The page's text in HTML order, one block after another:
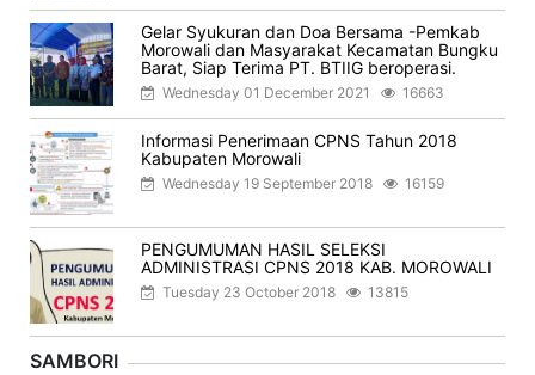
Gelar Syukuran dan Doa Bersama -Pemkab
Morowali dan Masyarakat Kecamatan Bungku
Barat, Siap Terima PT. BTIIG beroperasi.
Wednesday 01 December 2021 16663
Informasi Penerimaan CPNS Tahun 2018
Kabupaten Morowali
Wednesday 19 September 2018 16159
PENGUMUMAN HASIL SELEKSI
ADMINISTRASI CPNS 2018 KAB. MOROWALI
Tuesday 23 October 2018 13815
SAMBORI